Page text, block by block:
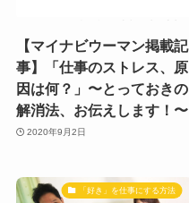
【マイナビウーマン掲載記
事】「仕事のストレス、原
因は何？」〜とっておきの
解消法、お伝えします！〜
2020年9月2日
「好き」を仕事にする方法